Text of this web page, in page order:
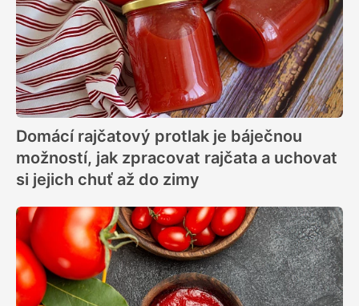
Domácí rajčatový protlak je báječnou
možností, jak zpracovat rajčata a uchovat
si jejich chuť až do zimy